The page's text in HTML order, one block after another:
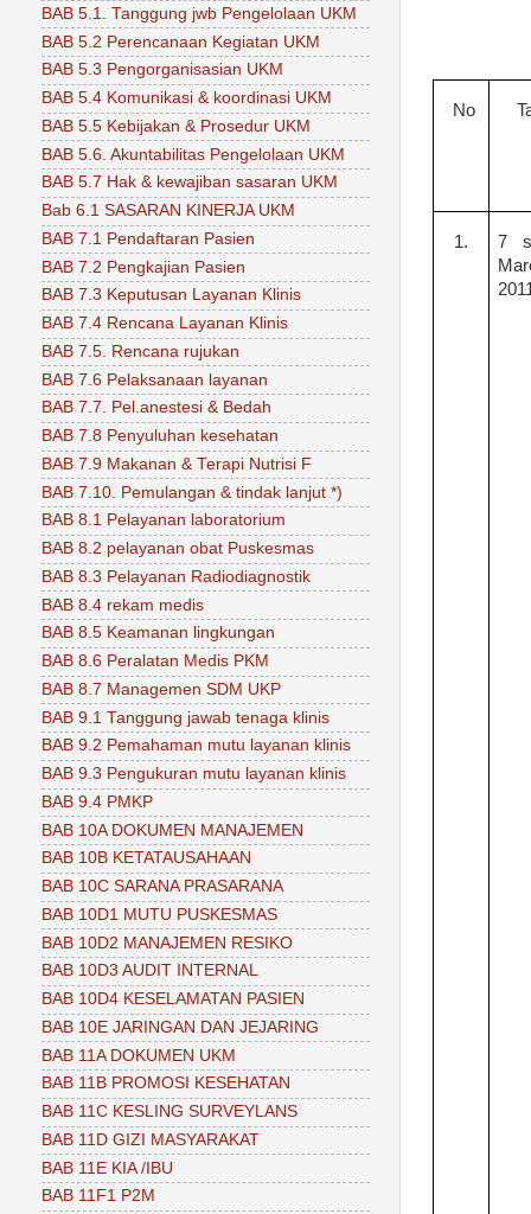
No
1.
7
Mar
BAB 5.1. Tanggung jwb Pengelolaan UKM
BAB 5.2 Perencanaan Kegiatan UKM
BAB 5.3 Pengorganisasian UKM
BAB 5.4 Komunikasi & koordinasi UKM
BAB 5.5 Kebijakan & Prosedur UKM
BAB 5.6. Akuntabilitas Pengelolaan UKM
BAB 5.7 Hak & kewajiban sasaran UKM
Bab 6.1 SASARAN KINERJA UKM
BAB 7.1 Pendaftaran Pasien
BAB 7.2 Pengkajian Pasien
BAB 7.3 Keputusan Layanan Klinis
BAB 7.4 Rencana Layanan Klinis
BAB 7.5. Rencana rujukan
BAB 7.6 Pelaksanaan layanan
BAB 7.7. Pel.anestesi & Bedah
BAB 7.8 Penyuluhan kesehatan
BAB 7.9 Makanan & Terapi Nutrisi F
BAB 7.10. Pemulangan & tindak lanjut *)
BAB 8.1 Pelayanan laboratorium
BAB 8.2 pelayanan obat Puskesmas
BAB 8.3 Pelayanan Radiodiagnostik
BAB 8.4 rekam medis
BAB 8.5 Keamanan lingkungan
BAB 8.6 Peralatan Medis PKM
BAB 8.7 Managemen SDM UKP
BAB 9.1 Tanggung jawab tenaga klinis
BAB 9.2 Pemahaman mutu layanan klinis
BAB 9.3 Pengukuran mutu layanan klinis
BAB 9.4 PMKP
BAB 10A DOKUMEN MANAJEMEN
BAB 10B KETATAUSAHAAN
BAB 10C SARANA PRASARANA
BAB 10D1 MUTU PUSKESMAS
BAB 10D2 MANAJEMEN RESIKO
BAB 10D3 AUDIT INTERNAL
BAB 10D4 KESELAMATAN PASIEN
BAB 10E JARINGAN DAN JEJARING
BAB 11A DOKUMEN UKM
BAB 11B PROMOSI KESEHATAN
BAB 11C KESLING SURVEYLANS
BAB 11D GIZI MASYARAKAT
BAB 11E KIA /IBU
BAB 11F1 P2M